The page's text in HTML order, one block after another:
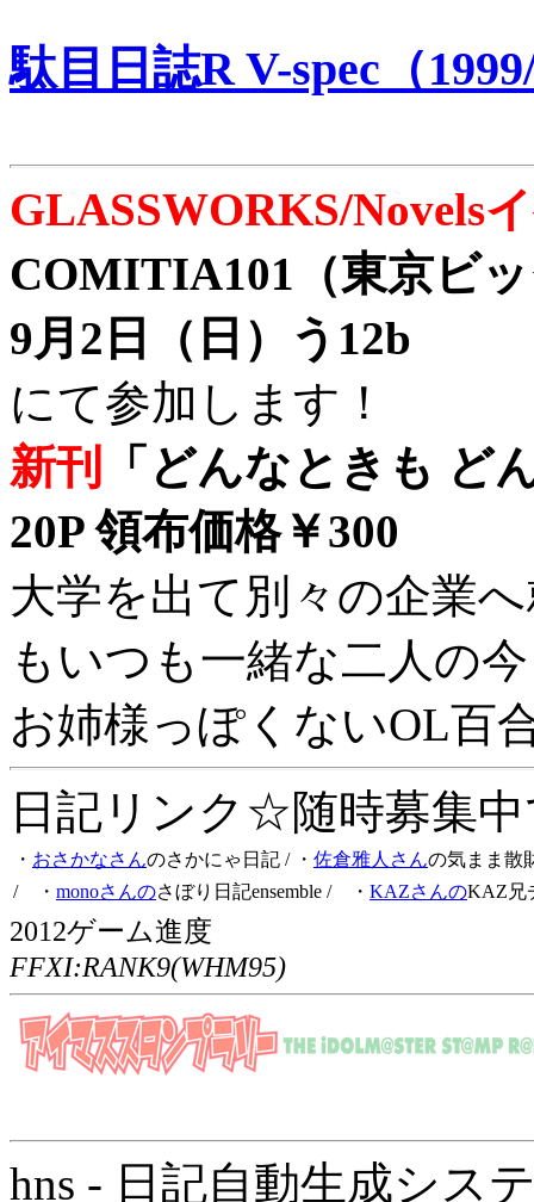
駄目日誌R V-spec（
GLASSWORKS/Novels
COMITIA101（東京ビ
9月2日（日）う12b
にて参加します！
新刊
「どんなときも ど
20P 領布価格￥300
大学を出て別々の企業
もいつも一緒な二人の
お姉様っぽくないOL百
日記リンク☆随時募集
・ おさかなさんのさかにゃ日記 / ・ 佐倉雅人さんの気まま散
/ ・ monoさんのさぼり日記ensemble / ・ KAZさんのKAZ兄
2012ゲーム進度
FFXI:RANK9(WHM95)
hns - 日記自動生成シス